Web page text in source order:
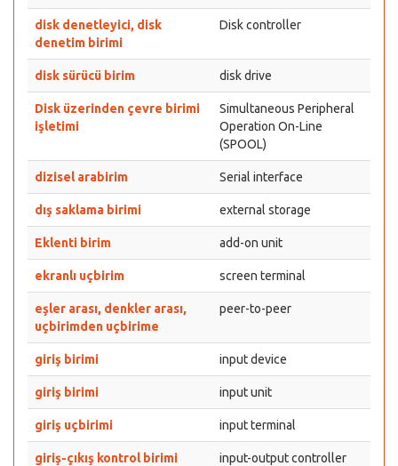
disk denetleyici, disk
denetim birimi
Disk controller
disk sürücü birim disk drive
Disk üzerinden çevre birimi
işletimi
Simultaneous Peripheral
Operation On-Line
(SPOOL)
dizisel arabirim Serial interface
dış saklama birimi external storage
Eklenti birim add-on unit
ekranlı uçbirim screen terminal
eşler arası, denkler arası,
uçbirimden uçbirime
peer-to-peer
giriş birimi input device
giriş birimi input unit
giriş uçbirimi input terminal
giriş-çıkış kontrol birimi input-output controller